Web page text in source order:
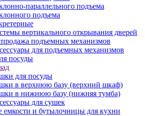
параллельного подъема
подъема
вертикального открывания дверей
подъемных механизмов
для подъемных механизмов
посуды
для посуды
в верхнюю базу (верхний шкаф)
в нижнюю базу (нижняя тумба)
для сушек
емкости и бутылочницы для кухни